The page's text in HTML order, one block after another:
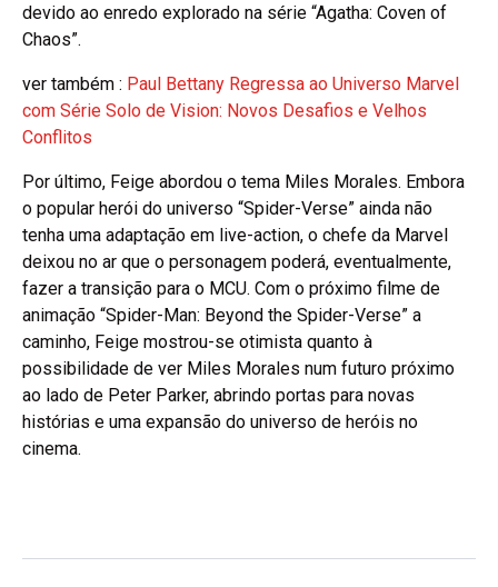
devido ao enredo explorado na série “Agatha: Coven of
Chaos”.
ver também : Paul Bettany Regressa ao Universo Marvel
com Série Solo de Vision: Novos Desafios e Velhos
Conflitos
Por último, Feige abordou o tema Miles Morales. Embora
o popular herói do universo “Spider-Verse” ainda não
tenha uma adaptação em live-action, o chefe da Marvel
deixou no ar que o personagem poderá, eventualmente,
fazer a transição para o MCU. Com o próximo filme de
animação “Spider-Man: Beyond the Spider-Verse” a
caminho, Feige mostrou-se otimista quanto à
possibilidade de ver Miles Morales num futuro próximo
ao lado de Peter Parker, abrindo portas para novas
histórias e uma expansão do universo de heróis no
cinema.